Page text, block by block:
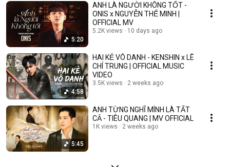
5:20
ANH LÀ NGƯỜI KHÔNG TỐT -
ONIS x NGUYỄN THẾ MINH |
OFFICIAL MV
5.2K views 10 days ago
4:58
HAI KẺ VÔ DANH - KENSHIN x LÊ
CHÍ TRUNG | OFFICIAL MUSIC
VIDEO
3.5K views 2 weeks ago
5:45
ANH TỪNG NGHĨ MÌNH LÀ TẤT
CẢ - TIÊU QUANG | MV OFFICIAL
1K views 2 weeks ago